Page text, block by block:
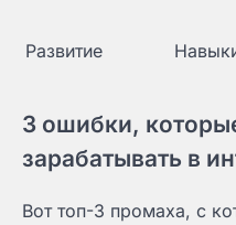
Развитие
3 ошибки,
зарабатывать в
Вот топ-3 промаха, с